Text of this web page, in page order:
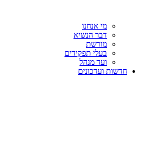
מי אנחנו
דבר הנשיא
מורשת
בעלי תפקידים
ועד מנהל
חדשות ועדכונים